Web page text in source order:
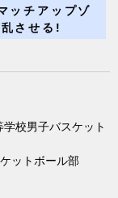
ッチアップゾ
させる!
校男子バスケット
ットボール部